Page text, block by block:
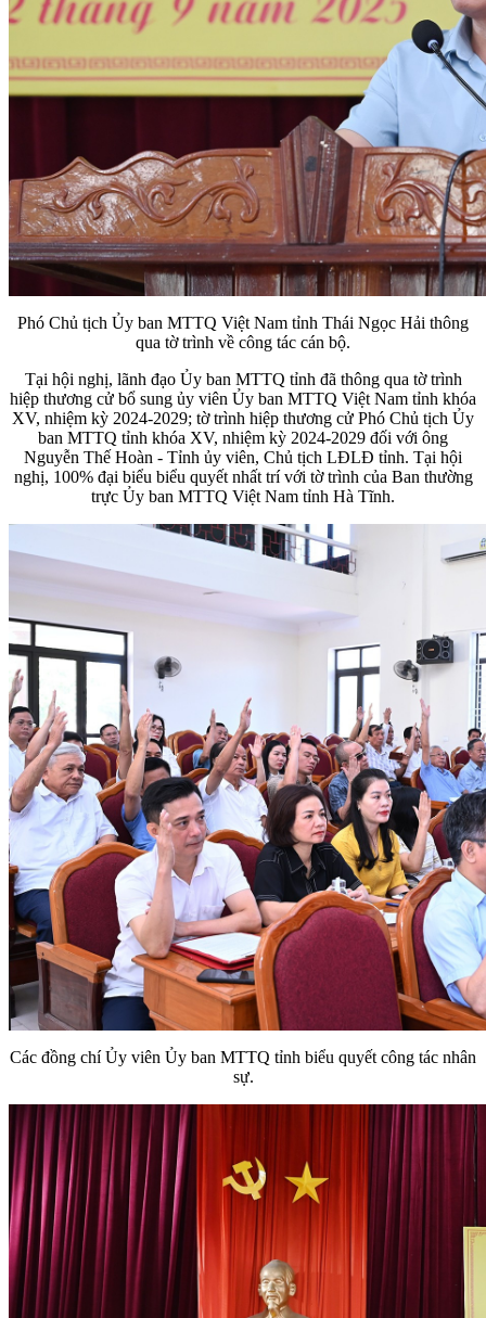
Phó Chủ tịch Ủy ban MTTQ Việt Nam tỉnh Thái Ngọc Hải thông
qua tờ trình về công tác cán bộ.
Tại hội nghị, lãnh đạo Ủy ban MTTQ tỉnh đã thông qua tờ trình
hiệp thương cử bổ sung ủy viên Ủy ban MTTQ Việt Nam tỉnh khóa
XV, nhiệm kỳ 2024-2029; tờ trình hiệp thương cử Phó Chủ tịch Ủy
ban MTTQ tỉnh khóa XV, nhiệm kỳ 2024-2029 đối với ông
Nguyễn Thế Hoàn - Tỉnh ủy viên, Chủ tịch LĐLĐ tỉnh. Tại hội
nghị, 100% đại biểu biểu quyết nhất trí với tờ trình của Ban thường
trực Ủy ban MTTQ Việt Nam tỉnh Hà Tĩnh.
Các đồng chí Ủy viên Ủy ban MTTQ tỉnh biểu quyết công tác nhân
sự.